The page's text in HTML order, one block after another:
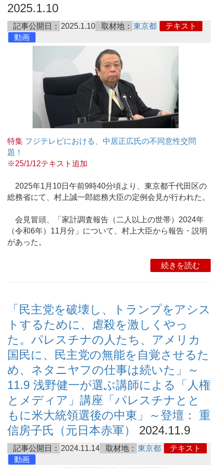
2025.1.10
記事公開日： 2025.1.10 取材地： 東京都
テキスト
動画
特集 フジテレビにおける、中居正広氏の不同意性交問
題！
※25/1/12テキスト追加
2025年1月10日午前9時40分頃より、東京都千代田区の
総務省にて、村上誠一郎総務大臣の定例会見が行われた。
会見冒頭、「家計調査報告（二人以上の世帯）2024年
（令和6年）11月分」について、村上大臣から報告・説明
があった。
続きを読む
「民主党を破壊し、トランプをアシス
トするために、虐殺を激しくやっ
た。パレスチナの人たち、アメリカ
国民に、民主党の無能を自覚させるた
め、ネタニヤフの仕事は続いた」～
11.9 浅野健一が選ぶ講師による「人権
とメディア」講座「パレスチナとと
もに米大統領選後の中東」～登壇： 重
信房子氏（元日本赤軍）
2024.11.9
記事公開日： 2024.11.14 取材地： 東京都
テキスト
動画